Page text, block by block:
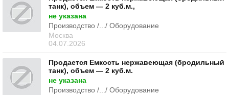
танк), объем — 2 куб.м.,
не указана
Производство /.../ Оборудование
Москва
04.07.2026
Продается Емкость нержавеющая (бродильный
танк), объем — 2 куб.м.
не указана
Производство /.../ Оборудование